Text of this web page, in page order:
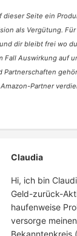
dieser Seite ein
als Vergütung.
dir bleibt frei wo
Fall Auswirkung auf
Partnerschaften
Partner
Claudia
Hi, ich bin
Geld-zurück-
haufenweise
versorge